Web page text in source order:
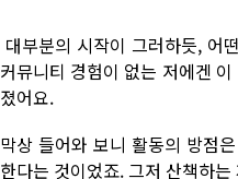
대부분의 시작이 그러하듯, 어
커뮤니티 경험이 없는 저에겐
졌어요.
막상 들어와 보니 활동의 방점
한다는 것이었죠. 그저 산책하